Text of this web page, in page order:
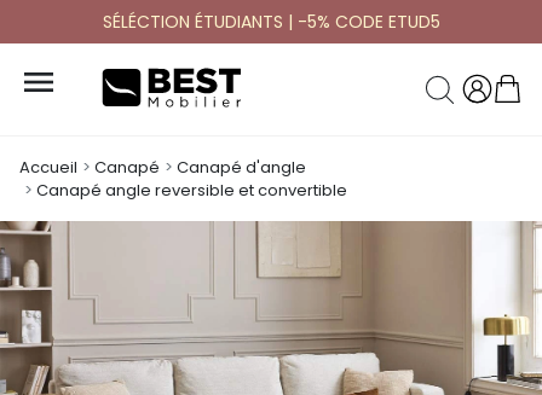
SÉLÉCTION ÉTUDIANTS | -5% CODE ETUD5

Accueil Canapé
Canapé d'angle
Canapé angle reversible et convertible